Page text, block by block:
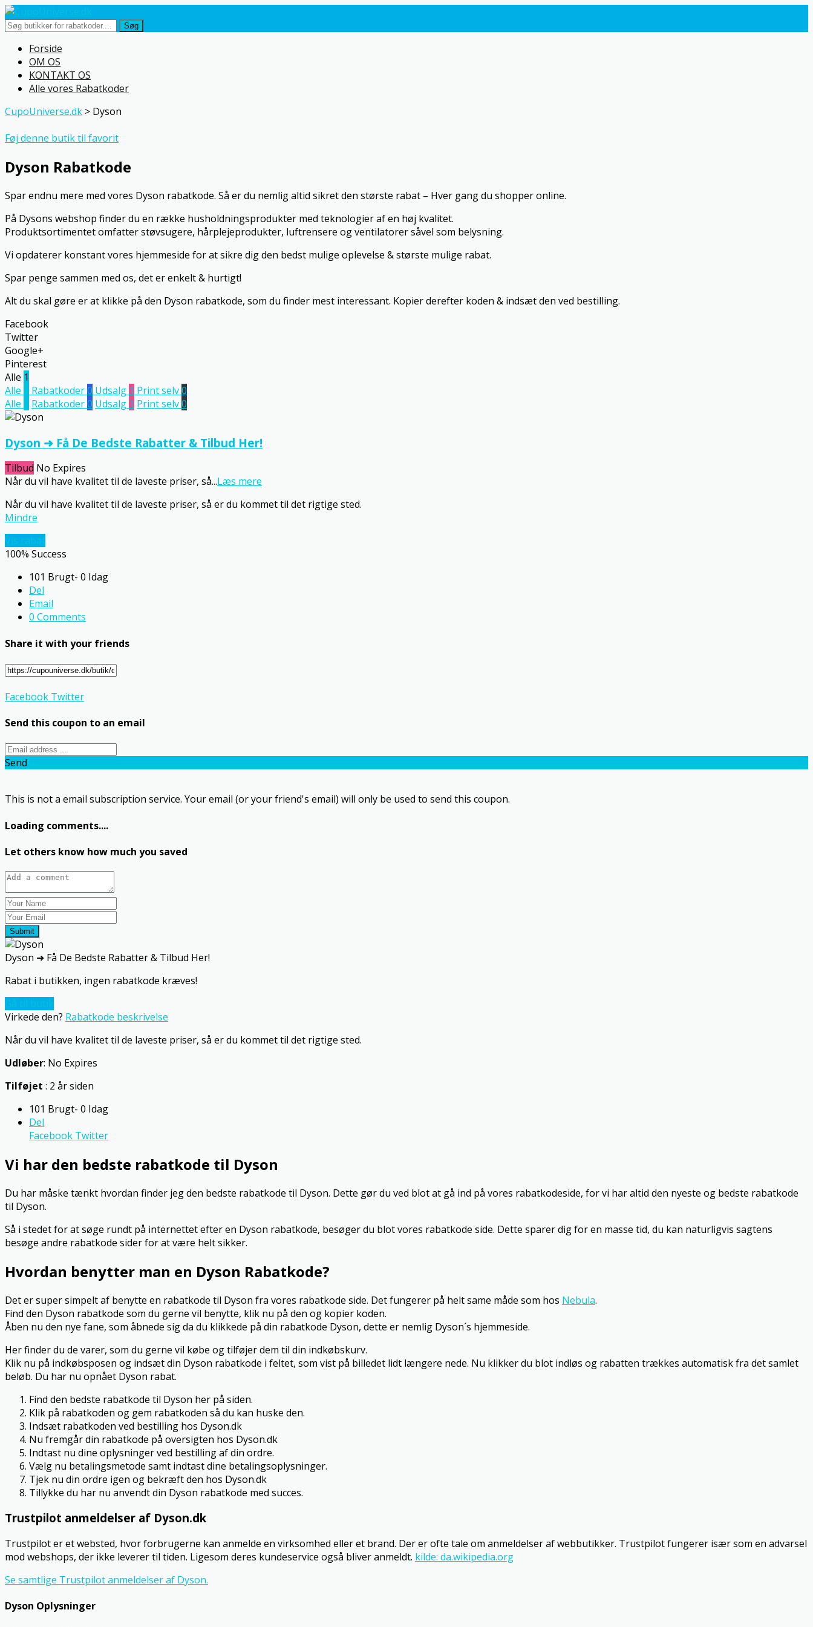
Søg
Skip
content
Forside
OM OS
KONTAKT OS
Alle vores Rabatkoder
CupoUniverse.dk > Dyson
Føj denne butik til favorit
Dyson Rabatkode
Spar endnu mere med vores Dyson rabatkode. Så er du nemlig altid sikret den største rabat – Hver gang du shopper online.
På Dysons webshop finder du en række husholdningsprodukter med teknologier af en høj kvalitet.
Produktsortimentet omfatter støvsugere, hårplejeprodukter, luftrensere og ventilatorer såvel som belysning.
Vi opdaterer konstant vores hjemmeside for at sikre dig den bedst mulige oplevelse & største mulige rabat.
Spar penge sammen med os, det er enkelt & hurtigt!
Alt du skal gøre er at klikke på den Dyson rabatkode, som du finder mest interessant. Kopier derefter koden & indsæt den ved bestilling.
Facebook
Twitter
Google+
Pinterest
Alle 1
Alle
Rabatkoder0 Udsalg 1 Print selv0
Alle
Rabatkoder0 Udsalg 1 Print selv0
Dyson ➜ Få De Bedste Rabatter & Tilbud Her!
Tilbud No Expires
Når du vil have kvalitet til de laveste priser, så...Læs mere
Når du vil have kvalitet til de laveste priser, så er du kommet til det rigtige sted.
Mindre
100% Success
101 Brugt- 0 Idag
Del
Email
0 Comments
Share it with your friends
Facebook Twitter
Send this coupon to an email
Send
This is not a email subscription service. Your email (or your friend's email) will only be used to send this coupon.
Loading comments....
Let others know how much you saved
Submit
Dyson ➜ Få De Bedste Rabatter & Tilbud Her!
Rabat i butikken, ingen rabatkode kræves!
Virkede den? Rabatkode beskrivelse
Når du vil have kvalitet til de laveste priser, så er du kommet til det rigtige sted.
Udløber: No Expires
Tilføjet : 2 år siden
101 Brugt- 0 Idag
Del
Facebook Twitter
Vi har den bedste rabatkode til Dyson
Du har måske tænkt hvordan finder jeg den bedste rabatkode til Dyson. Dette gør du ved blot at gå ind på vores rabatkodeside, for vi har altid den nyeste og bedste rabatkode
til Dyson.
Så i stedet for at søge rundt på internettet efter en Dyson rabatkode, besøger du blot vores rabatkode side. Dette sparer dig for en masse tid, du kan naturligvis sagtens
besøge andre rabatkode sider for at være helt sikker.
Hvordan benytter man en Dyson Rabatkode?
Det er super simpelt af benytte en rabatkode til Dyson fra vores rabatkode side. Det fungerer på helt same måde som hos Nebula.
Find den Dyson rabatkode som du gerne vil benytte, klik nu på den og kopier koden.
Åben nu den nye fane, som åbnede sig da du klikkede på din rabatkode Dyson, dette er nemlig Dyson´s hjemmeside.
Her finder du de varer, som du gerne vil købe og tilføjer dem til din indkøbskurv.
Klik nu på indkøbsposen og indsæt din Dyson rabatkode i feltet, som vist på billedet lidt længere nede. Nu klikker du blot indløs og rabatten trækkes automatisk fra det samlet
beløb. Du har nu opnået Dyson rabat.
Find den bedste rabatkode til Dyson her på siden.
Klik på rabatkoden og gem rabatkoden så du kan huske den.
Indsæt rabatkoden ved bestilling hos Dyson.dk
Nu fremgår din rabatkode på oversigten hos Dyson.dk
Indtast nu dine oplysninger ved bestilling af din ordre.
Vælg nu betalingsmetode samt indtast dine betalingsoplysninger.
Tjek nu din ordre igen og bekræft den hos Dyson.dk
Tillykke du har nu anvendt din Dyson rabatkode med succes.
Trustpilot anmeldelser af Dyson.dk
Trustpilot er et websted, hvor forbrugerne kan anmelde en virksomhed eller et brand. Der er ofte tale om anmeldelser af webbutikker. Trustpilot fungerer især som en advarsel
mod webshops, der ikke leverer til tiden. Ligesom deres kundeservice også bliver anmeldt. kilde: da.wikipedia.org
Se samtlige Trustpilot anmeldelser af Dyson.
Dyson Oplysninger